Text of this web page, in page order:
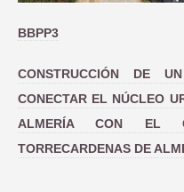
BBPP3
CONSTRUCCIÓN DE
CONECTAR EL NÚCLEO
ALMERÍA CON EL
TORRECARDENAS DE